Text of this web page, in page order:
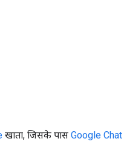
खाता, जिसके पास Google Chat